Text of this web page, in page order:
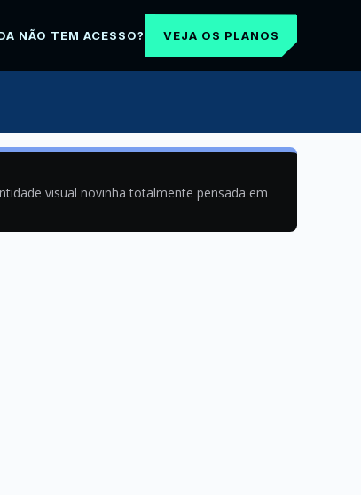
NÃO TEM ACESSO? VEJA OS PLANOS
visual novinha totalmente pensada em